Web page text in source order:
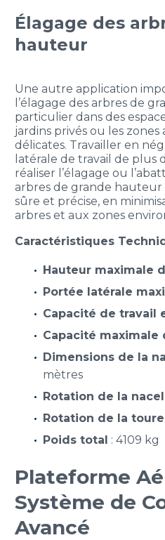
Élagage des
hauteur
Une autre application
l’élagage des arbres de
particulier dans des
jardins privés ou les zones
délicates. Travailler en
latérale de travail de plus
réaliser l’élagage ou
arbres de grande hauteur
sûre et précise, en
arbres et aux zones
Caractéristiques
Hauteur maximale
Portée latérale
Capacité de travail
Capacité maximale
Dimensions de la
mètres
Rotation de la
Rotation de la
Poids total : 4109 kg
Plateforme
Système de
Avancé